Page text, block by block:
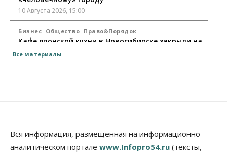
10 Августа 2026, 15:00
Бизнес Общество Право&Порядок
Кафе японской кухни в Новосибирске закрыли на
10 Августа 2026, 14:45
Общество
Предложения по строительству частных
бомбоубежищ появились на российском рынке
Все материалы
Вся информация, размещенная на информационно-
аналитическом портале www.Infopro54.ru (тексты,